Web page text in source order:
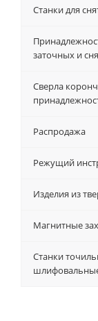
Станки для
заточных и
Сверла
Распродажа
Режущий
Изделия из
Магнитные
Станки